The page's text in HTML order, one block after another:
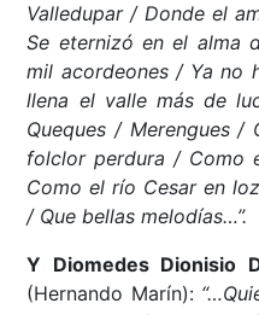
Valledupar / Donde el
Se eternizó en el alma
mil acordeones / Ya no
llena el valle más de
Queques / Merengues /
folclor perdura / Como
Como el río Cesar en
/ Que bellas melodías…”.
Y Diomedes Dionisio
(Hernando Marín):